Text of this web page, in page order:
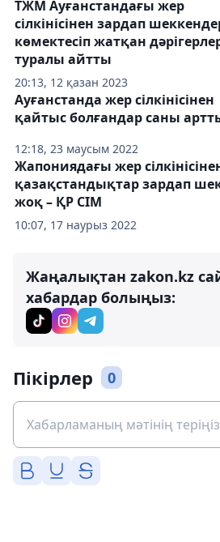
20:13, 12 қазан 2023
ТЖМ Ауғанстандағы жер
сілкінісінен зардап
көмектесіп жатқан
туралы айтты
12:18, 23 маусым 2022
Ауғанстанда жер сілкінісінен
қайтыс болғандар саны
10:07, 17 наурыз 2022
Жапониядағы жер
қазақстандықтар зардап
жоқ – ҚР СІМ
Жаңалықтан zakon.kz
хабардар болыңыз:
Пікірлер 0